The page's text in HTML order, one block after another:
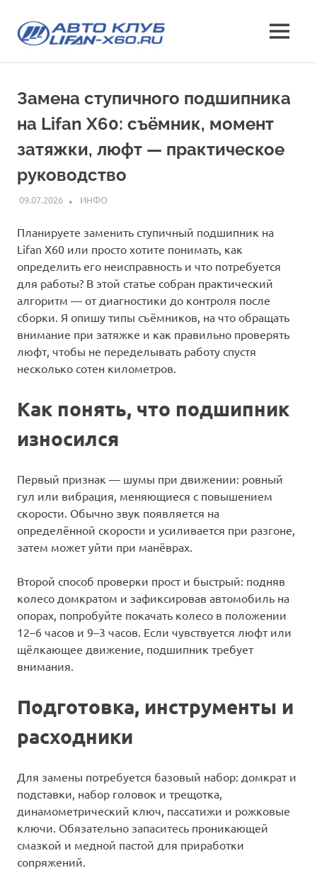
содержимому
х60
клуб
Lifan
—
характеристики
и
отзывы,
эксплуатация,
фото
стоимость
МЕНЮ
Замена ступичного подшипника
на Lifan X60: съёмник, момент
затяжки, люфт — практическое
руководство
09.07.2026 ИНФО
Планируете заменить ступичный подшипник на
Lifan X60 или просто хотите понимать, как
определить его неисправность и что потребуется
для работы? В этой статье собран практический
алгоритм — от диагностики до контроля после
сборки. Я опишу типы съёмников, на что обращать
внимание при затяжке и как правильно проверять
люфт, чтобы не переделывать работу спустя
несколько сотен километров.
Как понять, что подшипник
износился
Первый признак — шумы при движении: ровный
гул или вибрация, меняющиеся с повышением
скорости. Обычно звук появляется на
определённой скорости и усиливается при разгоне,
затем может уйти при манёврах.
Второй способ проверки прост и быстрый: подняв
колесо домкратом и зафиксировав автомобиль на
опорах, попробуйте покачать колесо в положении
12–6 часов и 9–3 часов. Если чувствуется люфт или
щёлкающее движение, подшипник требует
внимания.
Подготовка, инструменты и
расходники
Для замены потребуется базовый набор: домкрат и
подставки, набор головок и трещотка,
динамометрический ключ, пассатижи и рожковые
ключи. Обязательно запаситесь проникающей
смазкой и медной пастой для приработки
сопряжений.